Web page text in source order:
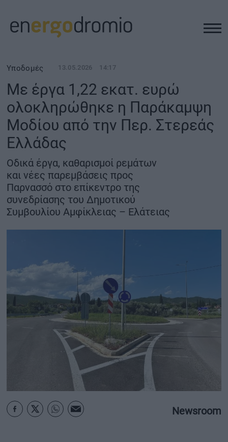
ΥΠΟΔΟΜΕΣ
REAL ESTATE
ΠΕΡΙΒΑΛΛΟΝ
ΕΝΕΡΓΕΙΑ
ΜΕΤΑΦΟΡΕΣ - ΗΛΕΚΤΡΟΚΙΝΗΣΗ
ΨΗΦΙΑΚΟΣ ΚΟΣΜΟΣ
MY PROPERTY
ΚΑΡΑΜΠΟΛΕΣ
ΟΡΟΙ ΧΡΗΣΗΣ
ΕΠΙΚΟΙΝΩΝΙΑ
Υποδομές 13.05.2026 14:17
Με έργα 1,22 εκατ. ευρώ
ολοκληρώθηκε η Παράκαμψη
Μοδίου από την Περ. Στερεάς
Ελλάδας
Οδικά έργα, καθαρισμοί ρεμάτων
και νέες παρεμβάσεις προς
Παρνασσό στο επίκεντρο της
συνεδρίασης του Δημοτικού
Συμβουλίου Αμφίκλειας – Ελάτειας
Newsroom